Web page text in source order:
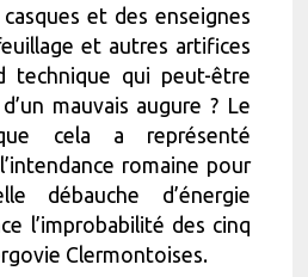
et des enseignes
et autres artifices
technique qui peut-être
mauvais augure ? Le
cela a représenté
romaine pour
débauche d’énergie
l’improbabilité des cinq
Clermontoises.